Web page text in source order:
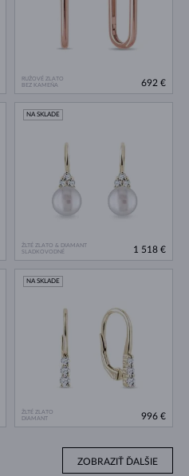
RUŽOVÉ ZLATO
BEZ KAMEŇA
692 €
ŽLTÉ ZLATO & DIAMANT
SLADKOVODNÉ
NA SKLADE
1 518 €
ŽLTÉ ZLATO
DIAMANT
NA SKLADE
996 €
ZOBRAZIŤ ĎALŠIE